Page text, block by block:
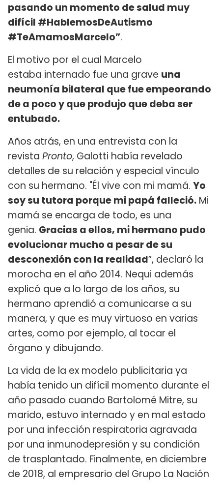
pasando un momento de salud muy
difícil #HablemosDeAutismo
#TeAmamosMarcelo”.
El motivo por el cual Marcelo
estaba internado fue una grave una
neumonía bilateral que fue empeorando
de a poco y que produjo que deba ser
entubado.
Años atrás, en una entrevista con la
revista Pronto, Galotti había revelado
detalles de su relación y especial vínculo
con su hermano. "Él vive con mi mamá. Yo
soy su tutora porque mi papá falleció. Mi
mamá se encarga de todo, es una
genia. Gracias a ellos, mi hermano pudo
evolucionar mucho a pesar de su
desconexión con la realidad”, declaró la
morocha en el año 2014. Nequi además
explicó que a lo largo de los años, su
hermano aprendió a comunicarse a su
manera, y que es muy virtuoso en varias
artes, como por ejemplo, al tocar el
órgano y dibujando.
La vida de la ex modelo publicitaria ya
había tenido un difícil momento durante el
año pasado cuando Bartolomé Mitre, su
marido, estuvo internado y en mal estado
por una infección respiratoria agravada
por una inmunodepresión y su condición
de trasplantado. Finalmente, en diciembre
de 2018, al empresario del Grupo La Nación